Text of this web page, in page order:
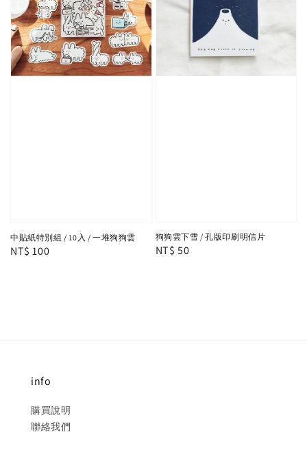
中貼紙特別組 / 10入 / 一堆狗狗雲
Regular
NT$ 100
狗狗雲下雪 / 孔版印刷明信片
Regular
NT$ 50
info
購買說明
聯絡我們